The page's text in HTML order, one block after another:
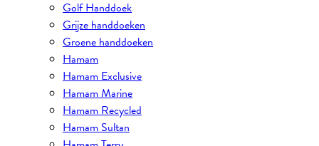
Golf Handdoek
Grijze handdoeken
Groene handdoeken
Hamam
Hamam Exclusive
Hamam Marine
Hamam Recycled
Hamam Sultan